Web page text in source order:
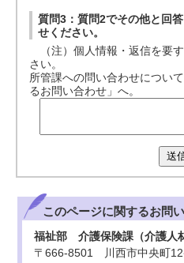
質問3：質問2でその他と回
せください。
（注）個人情報・返信を要
さい。
所管課への問い合わせについ
るお問い合わせ」へ。
送
このページに関するお問
福祉部 介護保険課（介護人
〒666-8501 川西市中央町